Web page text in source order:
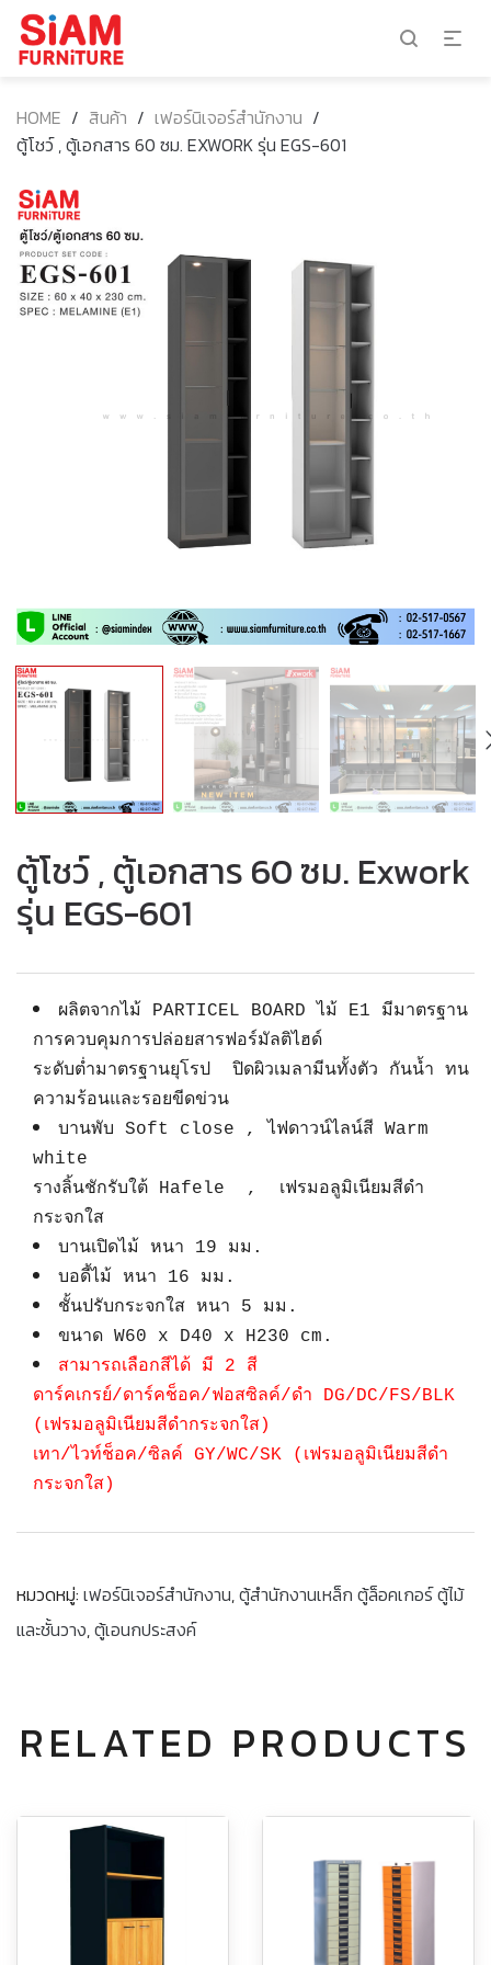
HOME / สินค้า / เฟอร์นิเจอร์สำนักงาน /
ตู้โชว์ , ตู้เอกสาร 60 ซม. EXWORK รุ่น EGS-601
ตู้โชว์ , ตู้เอกสาร 60 ซม. Exwork
รุ่น EGS-601
ผลิตจากไม้ PARTICEL BOARD ไม้ E1 มีมาตรฐาน
การควบคุมการปล่อยสารฟอร์มัลติไฮด์
ระดับต่ำมาตรฐานยุโรป ปิดผิวเมลามีนทั้งตัว กันน้ำ ทน
ความร้อนและรอยขีดข่วน
บานพับ Soft close , ไฟดาวน์ไลน์สี Warm
white
รางลิ้นชักรับใต้ Hafele , เฟรมอลูมิเนียมสีดำ
กระจกใส
บานเปิดไม้ หนา 19 มม.
บอดี้ไม้ หนา 16 มม.
ชั้นปรับกระจกใส หนา 5 มม.
ขนาด W60 x D40 x H230 cm.
สามารถเลือกสีได้ มี 2 สี
ดาร์คเกรย์/ดาร์คช็อค/ฟอสซิลค์/ดำ DG/DC/FS/BLK
(เฟรมอลูมิเนียมสีดำกระจกใส)
เทา/ไวท์ช็อค/ซิลค์ GY/WC/SK (เฟรมอลูมิเนียมสีดำ
กระจกใส)
หมวดหมู่: เฟอร์นิเจอร์สำนักงาน,ตู้สำนักงานเหล็ก ตู้ล็อคเกอร์ ตู้ไม้
และชั้นวาง,ตู้เอนกประสงค์
RELATED PRODUCTS